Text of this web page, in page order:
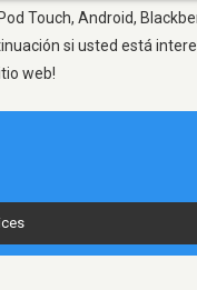
Touch, Android,
si usted está
web!